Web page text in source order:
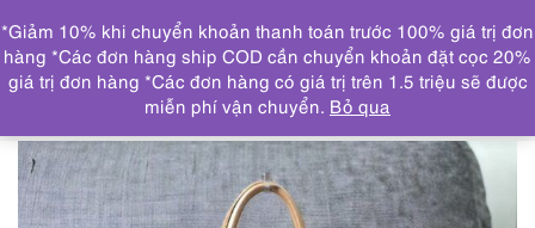
DANH MỤC
Trang chủ THƯƠNG HIỆU NỔI BẬT
OTHERS
4409-Túi xách tay-MILOS Italy leather tote bag
*Giảm 10% khi chuyển khoản thanh toán trước 100% giá trị đơn
hàng *Các đơn hàng ship COD cần chuyển khoản đặt cọc 20%
giá trị đơn hàng *Các đơn hàng có giá trị trên 1.5 triệu sẽ được
miễn phí vận chuyển. Bỏ qua